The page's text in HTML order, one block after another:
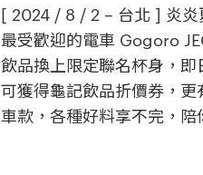
[ 2024 / 8 / 2 – 台北 ] 炎炎
最受歡迎的電車 Gogoro
飲品換上限定聯名杯身，
可獲得龜記飲品折價券，
車款，各種好料享不完，陪